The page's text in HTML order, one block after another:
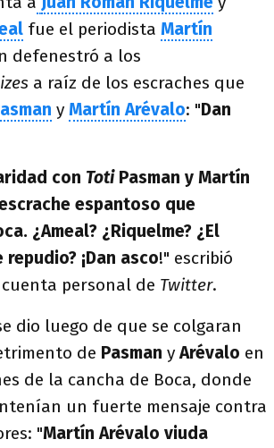
fue el periodista Martín
defenestró a los
a raíz de los escraches que
y Martín Arévalo: "Dan
con TotiPasman y Martín
espantoso que
¿Ameal? ¿Riquelme? ¿El
¡Dan asco!" escribió
personal de Twitter.
dio luego de que se colgaran
de Pasman yArévalo en
de la cancha de Boca, donde
un fuerte mensaje contra
"Martín Arévalo viuda